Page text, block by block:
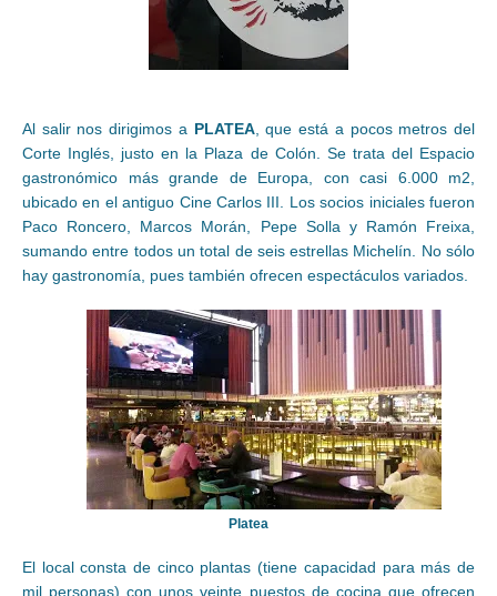
Al salir nos dirigimos a PLATEA, que está a pocos metros del
Corte Inglés, justo en la Plaza de Colón. Se trata del Espacio
gastronómico más grande de Europa, con casi 6.000 m2,
ubicado en el antiguo Cine Carlos III. Los socios iniciales fueron
Paco Roncero, Marcos Morán, Pepe Solla y Ramón Freixa,
sumando entre todos un total de seis estrellas Michelín. No sólo
hay gastronomía, pues también ofrecen espectáculos variados.
Platea
El local consta de cinco plantas (tiene capacidad para más de
mil personas) con unos veinte puestos de cocina que ofrecen